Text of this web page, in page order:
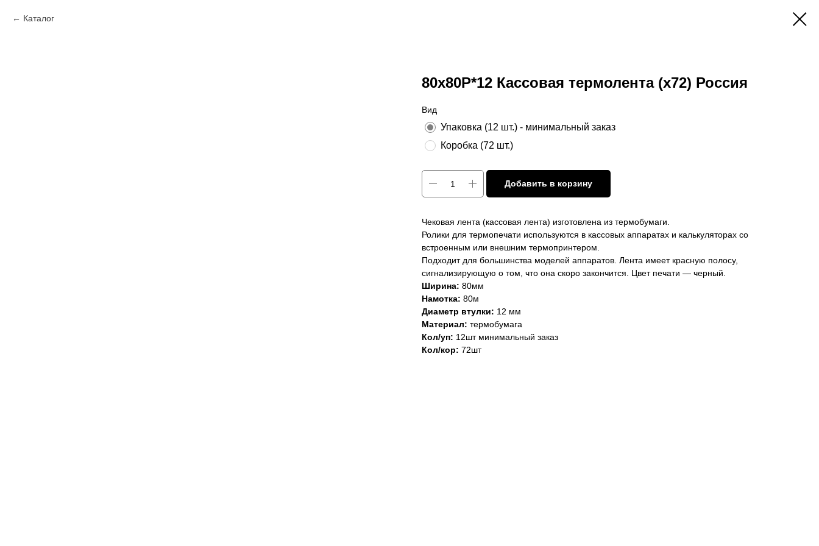
Каталог
80х80Р*12 Кассовая термолента (х72) Россия
Вид
Упаковка (12 шт.) - минимальный заказ
Коробка (72 шт.)
Добавить в корзину
Чековая лента (кассовая лента) изготовлена из термобумаги.
Ролики для термопечати используются в кассовых аппаратах и калькуляторах со
встроенным или внешним термопринтером.
Подходит для большинства моделей аппаратов. Лента имеет красную полосу,
сигнализирующую о том, что она скоро закончится. Цвет печати — черный.
Ширина: 80мм
Намотка: 80м
Диаметр втулки: 12 мм
Материал: термобумага
Кол/уп: 12шт минимальный заказ
Кол/кор: 72шт